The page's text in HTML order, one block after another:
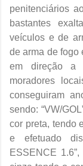
penitenciários
bastantes
veículos e de
de arma de fogo
em direção a
moradores
conseguiram
sendo: “VW/
cor preta, tendo
e efetuado
ESSENCE